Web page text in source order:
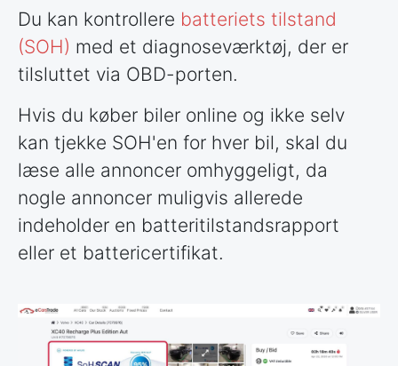
Du kan kontrollere batteriets tilstand
(SOH) med et diagnoseværktøj, der er
tilsluttet via OBD-porten.
Hvis du køber biler online og ikke selv
kan tjekke SOH'en for hver bil, skal du
læse alle annoncer omhyggeligt, da
nogle annoncer muligvis allerede
indeholder en batteritilstandsrapport
eller et battericertifikat.